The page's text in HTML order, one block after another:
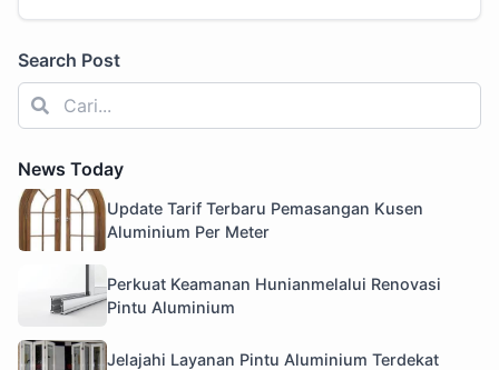
Search Post
News Today
Update Tarif Terbaru Pemasangan Kusen
Aluminium Per Meter
Perkuat Keamanan Hunianmelalui Renovasi
Pintu Aluminium
Jelajahi Layanan Pintu Aluminium Terdekat